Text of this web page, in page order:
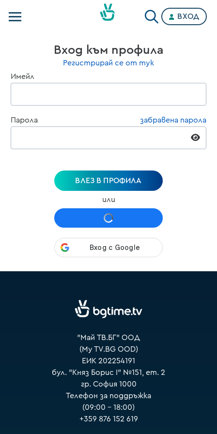
Категории
ВХОД
Вход към профила
Регистрирай се от тук
Имейл
Парола забравена парола
ВЛЕЗ В ПРОФИЛА
или
"Май ТВ.БГ" ООД
(My TV.BG OOD)
ЕИК 202254191
бул. "Княз Борис I" №151, ет. 2
гр. София 1000
Телефон за поддръжка
(09:00 – 18:00)
+359 876 152 619